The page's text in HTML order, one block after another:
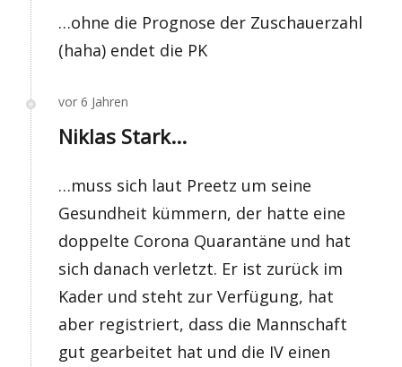
…ohne die Prognose der Zuschauerzahl
(haha) endet die PK
vor 6 Jahren
Niklas Stark...
…muss sich laut Preetz um seine
Gesundheit kümmern, der hatte eine
doppelte Corona Quarantäne und hat
sich danach verletzt. Er ist zurück im
Kader und steht zur Verfügung, hat
aber registriert, dass die Mannschaft
gut gearbeitet hat und die IV einen